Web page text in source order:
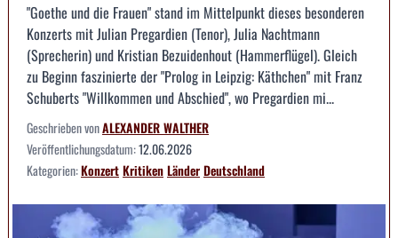
"Goethe und die Frauen" stand im Mittelpunkt dieses besonderen
Konzerts mit Julian Pregardien (Tenor), Julia Nachtmann
(Sprecherin) und Kristian Bezuidenhout (Hammerflügel). Gleich
zu Beginn faszinierte der "Prolog in Leipzig: Käthchen" mit Franz
Schuberts "Willkommen und Abschied", wo Pregardien mi...
Geschrieben vonALEXANDER WALTHER
Veröffentlichungsdatum:12.06.2026
Kategorien:KonzertKritikenLänderDeutschland